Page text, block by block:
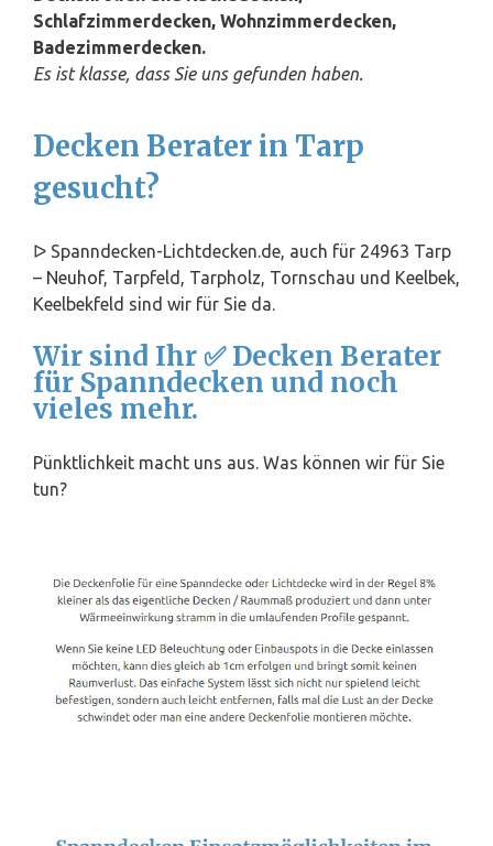
Schlafzimmerdecken, Wohnzimmerdecken,
Badezimmerdecken.
Es ist klasse, dass Sie uns gefunden haben.
Decken Berater in Tarp
gesucht?
ᐅ Spanndecken-Lichtdecken.de, auch für 24963 Tarp
– Neuhof, Tarpfeld, Tarpholz, Tornschau und Keelbek,
Keelbekfeld sind wir für Sie da.
Wir sind Ihr ✅ Decken Berater
für Spanndecken und noch
vieles mehr.
Pünktlichkeit macht uns aus. Was können wir für Sie
tun?